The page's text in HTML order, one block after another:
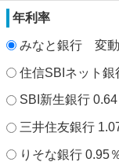
年利率
みなと銀行 変動
住信SBIネット銀
SBI新生銀行 0.64
三井住友銀行
りそな銀行 0.95